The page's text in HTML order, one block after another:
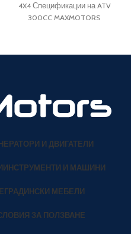
4X4 Спецификации на ATV
300CC MAXMOTORS
И ДВИГАТЕЛИ
ИНСТРУМЕНТИ И МАШИНИ
ГРАДИНСКИ МЕБЕЛИ
ЗА ПОЛЗВАНЕ